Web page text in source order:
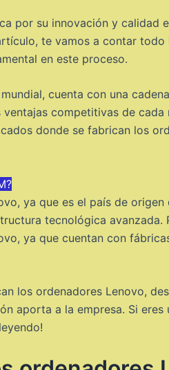
por su innovación y calidad
te vamos a contar
en este proceso.
cuenta con una
competitivas de
donde se fabrican los
ya que es el país de
tecnológica avanzada.
ya que cuentan con
los ordenadores Lenovo,
aporta a la empresa. Si